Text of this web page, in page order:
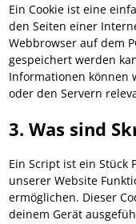
Ein Cookie ist eine
den Seiten einer
Webbrowser auf dem
gespeichert werden
Informationen können
oder den Servern
3. Was sind
Ein Script ist ein Stück
unserer Website
ermöglichen. Dieser
deinem Gerät